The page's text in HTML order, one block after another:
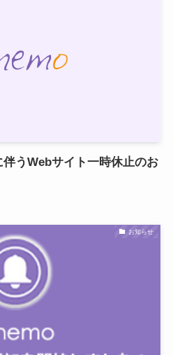
伴うWebサイト一時休止のお
お知らせ